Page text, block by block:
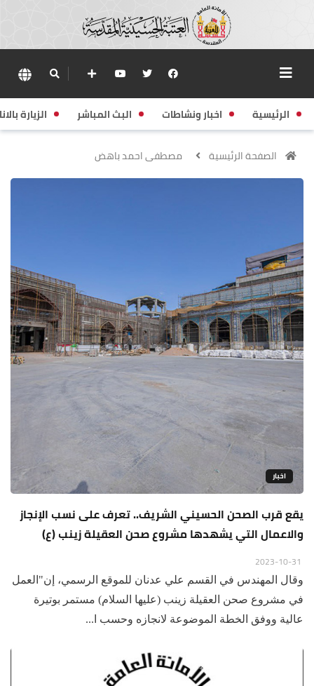
الرئيسية اخبار ونشاطات البث المباشر الزيارة
الصفحة الرئيسية مصطفى احمد باهض
اخبار
يقع قرب الصحن الحسيني الشريف.. تعرف على نسب الإنجاز
والاعمال التي يشهدها مشروع صحن العقيلة زينب (ع)
وقال المهندس في القسم علي عدنان للموقع الرسمي، إن"العمل
في مشروع صحن العقيلة زينب (عليها السلام) مستمر بوتيرة
عالية ووفق الخطة الموضوعة لانجازه وحسب ا...